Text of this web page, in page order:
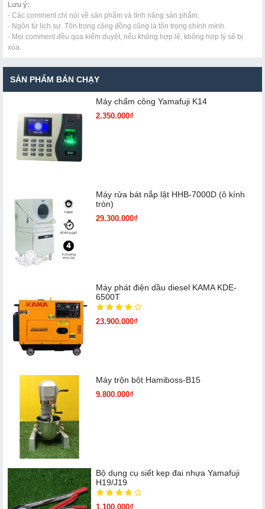
Lưu ý:
- Các comment chỉ nói về sản phẩm và tính năng sản phẩm.
- Ngôn từ lịch sự. Tôn trọng cộng đồng cũng là tôn trọng chính mình.
- Mọi comment đều qua kiểm duyệt, nếu không hợp lệ, không hợp lý sẽ bị
xóa.
SẢN PHẨM BÁN CHẠY
Máy chấm cô​ng Yamafuji K14
2.350.000₫
Máy rửa bát nắp lật HHB-7000D (ô kính
tròn)
29.300.000₫
Máy phát điện dầu diesel KAMA KDE-
6500T
23.900.000₫
Máy trộn bột Hamiboss-B15
9.800.000₫
Bộ dụng cụ siết kẹp đai nhựa Yamafuji
H19/J19
1.100.000₫